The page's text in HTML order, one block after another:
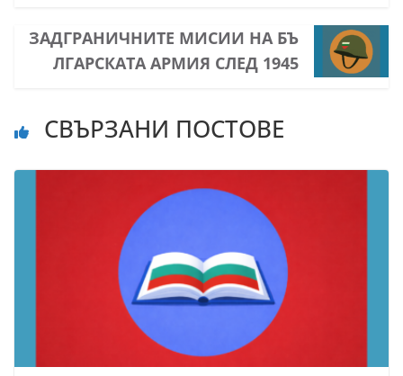
ЗАДГРАНИЧНИТЕ МИСИИ НА БЪ
ЛГАРСКАТА АРМИЯ СЛЕД 1945
СВЪРЗАНИ ПОСТОВЕ